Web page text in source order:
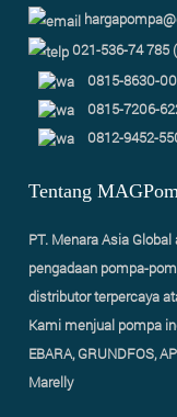
021-536-74 785
0815-8630-
0815-7206-
0812-9452-
Tentang
PT. Menara Asia
pengadaan pompa-
distributor terpercaya
Kami menjual pompa
EBARA, GRUNDFOS,
Marelly